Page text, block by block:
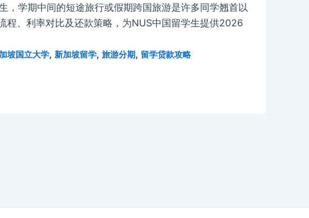
，学期中间的短途旅行或假期跨国旅游是许多同学翘首以
程、利率对比及还款策略，为NUS中国留学生提供2026
坡国立大学, 新加坡留学, 旅游分期, 留学贷款攻略